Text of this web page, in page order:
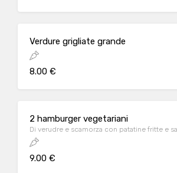
Verdure grigliate grande
8.00 €
2 hamburger vegetariani
Di verudre e scamorza con patatine fritte e
9.00 €